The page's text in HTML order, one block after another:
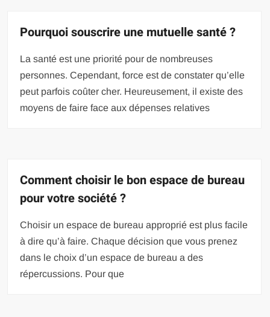
Pourquoi souscrire une mutuelle santé ?
La santé est une priorité pour de nombreuses
personnes. Cependant, force est de constater qu’elle
peut parfois coûter cher. Heureusement, il existe des
moyens de faire face aux dépenses relatives
Comment choisir le bon espace de bureau
pour votre société ?
Choisir un espace de bureau approprié est plus facile
à dire qu’à faire. Chaque décision que vous prenez
dans le choix d’un espace de bureau a des
répercussions. Pour que